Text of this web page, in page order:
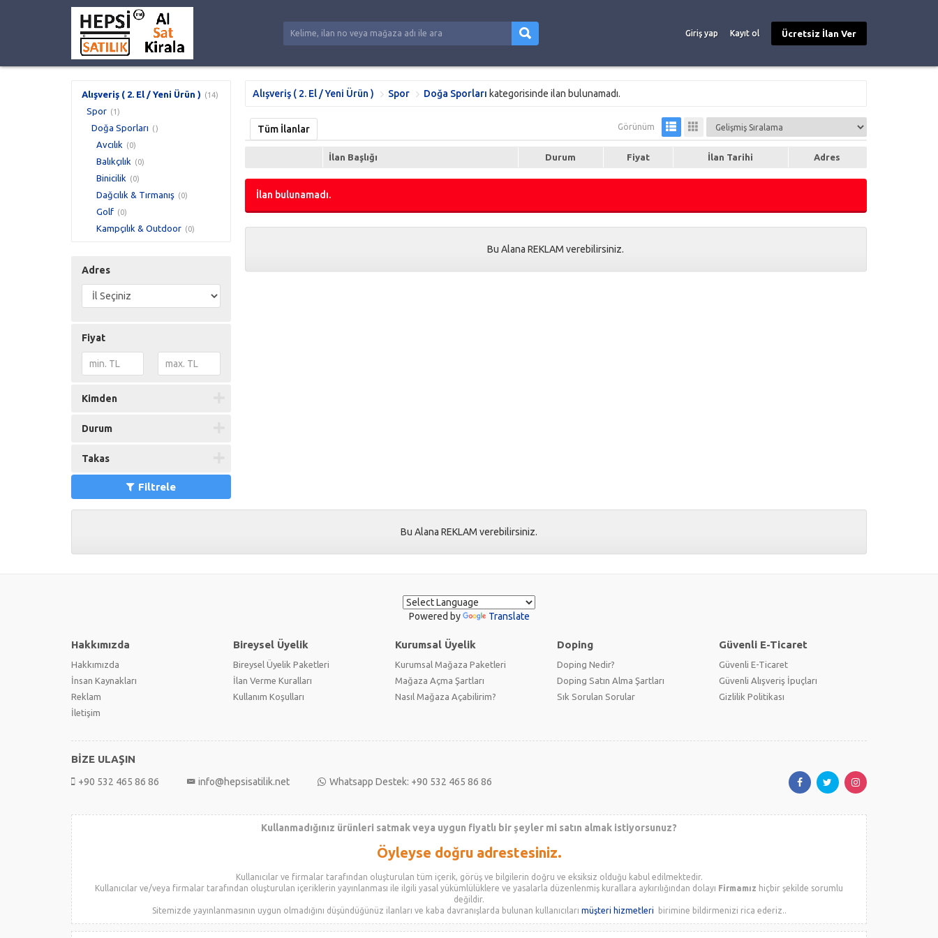
Giriş yap Kayıt ol Ücretsiz İlan Ver
Alışveriş ( 2. El / Yeni Ürün ) (14)
Spor (1)
Doğa Sporları ()
Avcılık (0)
Balıkçılık (0)
Binicilik (0)
Dağcılık & Tırmanış (0)
Golf (0)
Kampçılık & Outdoor (0)
Adres
Fiyat
Kimden
Durum
Takas
Filtrele
Alışveriş ( 2. El / Yeni Ürün ) Spor Doğa Sporları kategorisinde ilan bulunamadı.
Tüm İlanlar Görünüm
İlan Başlığı Durum Fiyat İlan Tarihi Adres
İlan bulunamadı.
Bu Alana REKLAM verebilirsiniz.
Bu Alana REKLAM verebilirsiniz.
Powered by Translate
Hakkımızda
Hakkımızda
İnsan Kaynakları
Reklam
İletişim
Bireysel Üyelik
Bireysel Üyelik Paketleri
İlan Verme Kuralları
Kullanım Koşulları
Kurumsal Üyelik
Kurumsal Mağaza Paketleri
Mağaza Açma Şartları
Nasıl Mağaza Açabilirim?
Doping
Doping Nedir?
Doping Satın Alma Şartları
Sık Sorulan Sorular
Güvenli E-Ticaret
Güvenli E-Ticaret
Güvenli Alışveriş İpuçları
Gizlilik Politikası
BİZE ULAŞIN
+90 532 465 86 86 info@hepsisatilik.net Whatsapp Destek: +90 532 465 86 86
Kullanmadığınız ürünleri satmak veya uygun fiyatlı bir şeyler mi satın almak istiyorsunuz?
Öyleyse doğru adrestesiniz.
Kullanıcılar ve firmalar tarafından oluşturulan tüm içerik, görüş ve bilgilerin doğru ve eksiksiz olduğu kabul edilmektedir.
Kullanıcılar ve/veya firmalar tarafından oluşturulan içeriklerin yayınlanması ile ilgili yasal yükümlülüklere ve yasalarla düzenlenmiş kurallara aykırılığından dolayı Firmamız hiçbir şekilde sorumlu
değildir.
Sitemizde yayınlanmasının uygun olmadığını düşündüğünüz ilanları ve kaba davranışlarda bulunan kullanıcıları müşteri hizmetleri birimine bildirmenizi rica ederiz..